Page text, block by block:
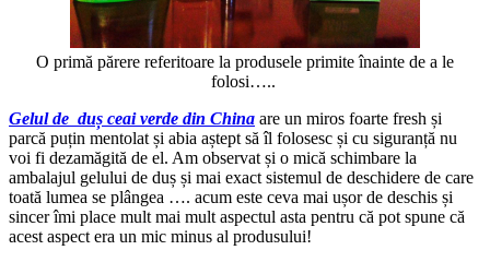
O primă părere referitoare la produsele primite înainte de a le
folosi…..
Gelul de duș ceai verde din China are un miros foarte fresh și
parcă puțin mentolat și abia aștept să îl folosesc și cu siguranță nu
voi fi dezamăgită de el. Am observat și o mică schimbare la
ambalajul gelului de duș și mai exact sistemul de deschidere de care
toată lumea se plângea …. acum este ceva mai ușor de deschis și
sincer îmi place mult mai mult aspectul asta pentru că pot spune că
acest aspect era un mic minus al produsului!